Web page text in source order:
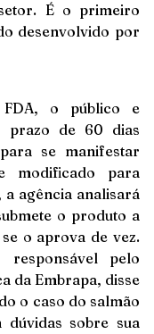
É o primeiro
desenvolvido por
o público e
prazo de 60 dias
se manifestar
modificado para
agência analisará
o produto a
o aprova de vez.
responsável pelo
da Embrapa, disse
o caso do salmão
dúvidas sobre sua